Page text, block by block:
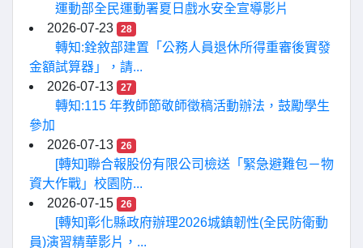
運動部全民運動署夏日戲水安全宣導影片
2026-07-23
28
轉知:銓敘部建置「公務人員退休所得重審後實發
金額試算器」，請...
2026-07-13
27
轉知:115 年教師節敬師徵稿活動辦法，鼓勵學生
參加
2026-07-13
26
[轉知]聯合報股份有限公司檢送「緊急避難包－物
資大作戰」校園防...
2026-07-15
26
[轉知]彰化縣政府辦理2026城鎮韌性(全民防衛動
員)演習精華影片，...